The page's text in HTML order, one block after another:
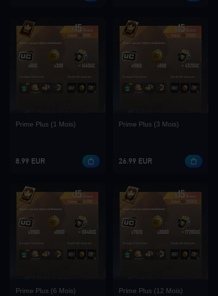
Loading...
Loading...
Loading...
Prime Plus (1 Mois)
8.99 EUR
Prime Plus (3 Mois)
26.99 EUR
Prime Plus (6 Mois) Prime Plus (12 Mois)